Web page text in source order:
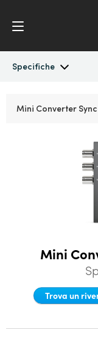
Specifiche
Denmark
Mini Converter
Mini
Trova un